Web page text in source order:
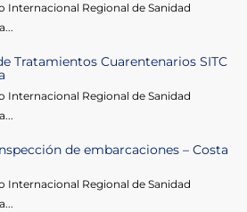
Internacional Regional de Sanidad
Tratamientos Cuarentenarios SITC
Internacional Regional de Sanidad
de embarcaciones – Costa
Internacional Regional de Sanidad